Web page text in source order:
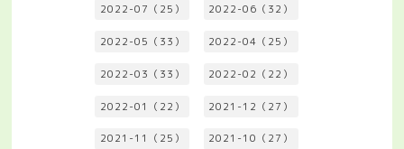
2022-07（25） 2022-06（32）
2022-05（33） 2022-04（25）
2022-03（33） 2022-02（22）
2022-01（22） 2021-12（27）
2021-11（25） 2021-10（27）